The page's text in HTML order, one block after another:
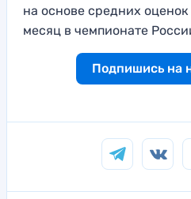
на основе средних
месяц в чемпионате
Подпишись на